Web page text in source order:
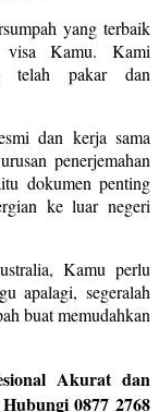
yang terbaik
visa Kamu. Kami
telah pakar dan
dan kerja sama
penerjemahan
dokumen penting
ke luar negeri
Kamu perlu
apalagi, segeralah
buat memudahkan
Akurat dan
0877 2768